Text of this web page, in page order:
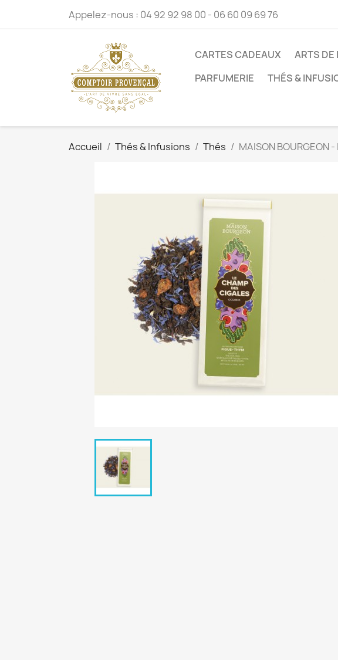
Appelez-nous : 04 92 92 98 00 - 06 60 09 69 76
CARTES CADEAUX ARTS DE
PARFUMERIE
THÉS &
Accueil Thés & Infusions Thés MAISON